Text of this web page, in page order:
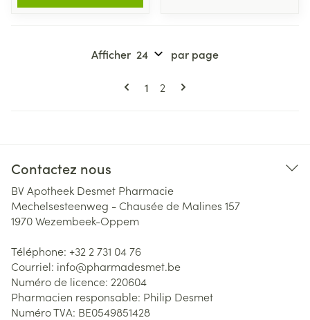
Pages
Vous lisez actuellement la page
1 Page
2
Afficher par page
Contactez nous
BV Apotheek Desmet Pharmacie
Mechelsesteenweg - Chausée de Malines 157
1970Wezembeek-Oppem
Téléphone: +32 2 731 04 76
Courriel: info@pharmadesmet.be
Numéro de licence: 220604
Pharmacien responsable: Philip Desmet
Numéro TVA: BE0549851428